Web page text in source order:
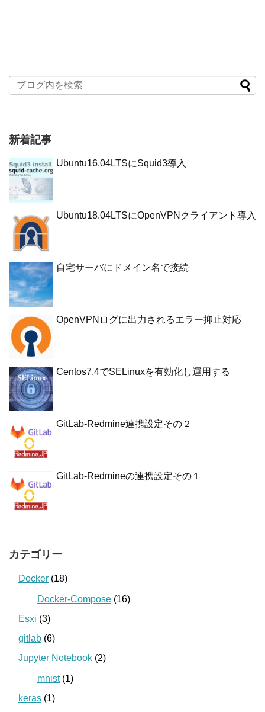
新着記事
Ubuntu16.04LTSにSquid3導入
Ubuntu18.04LTSにOpenVPNクライアント導入
自宅サーバにドメイン名で接続
OpenVPNログに出力されるエラー抑止対応
Centos7.4でSELinuxを有効化し運用する
GitLab-Redmine連携設定その２
GitLab-Redmineの連携設定その１
カテゴリー
Docker (18)
Docker-Compose (16)
Esxi (3)
gitlab (6)
Jupyter Notebook (2)
mnist(1)
keras (1)